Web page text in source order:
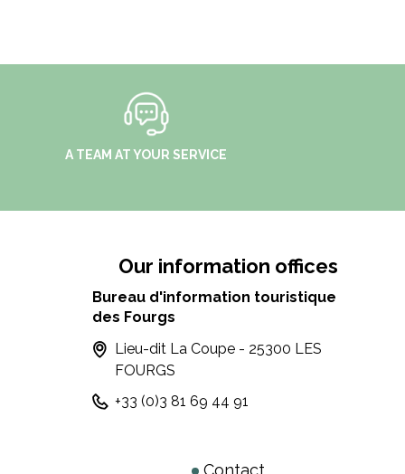
A TEAM AT YOUR SERVICE
Our information offices
Bureau d'information touristique
des Fourgs
Lieu-dit La Coupe - 25300 LES
FOURGS
+33 (0)3 81 69 44 91
Contact